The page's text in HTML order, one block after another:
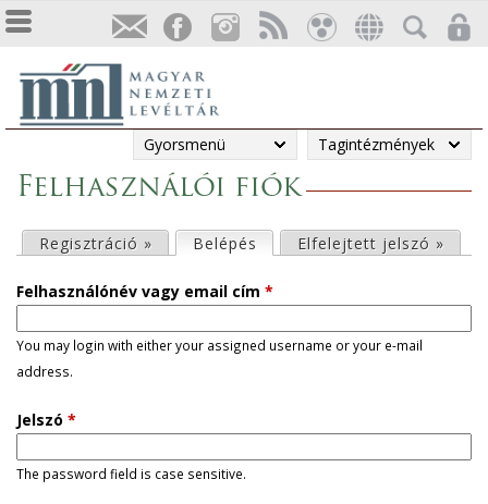
Gyorsmenü Tagintézmények
Felhasználói fiók
l
s
ő
d
l
Regisztráció » Belépés (aktív fül)Elfelejtett jelszó »
Felhasználónév vagy email cím *
You may login with either your assigned username or your e-mail
address.
Jelszó *
The password field is case sensitive.